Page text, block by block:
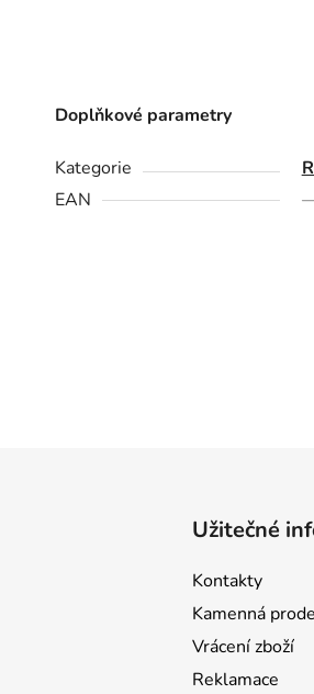
Doplňkové parametry
Kategorie
EAN
Užitečné
Kontakty
Kamenná
Vrácení zboží
Reklamace